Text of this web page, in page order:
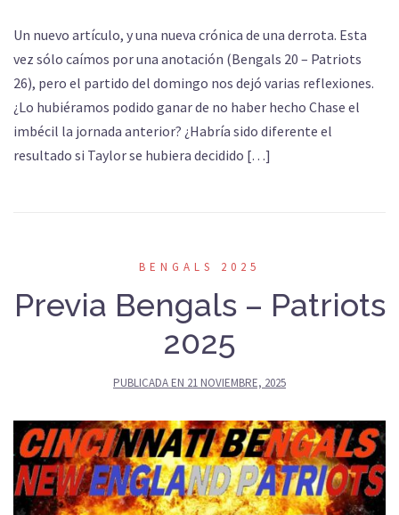
Un nuevo artículo, y una nueva crónica de una derrota. Esta
vez sólo caímos por una anotación (Bengals 20 – Patriots
26), pero el partido del domingo nos dejó varias reflexiones.
¿Lo hubiéramos podido ganar de no haber hecho Chase el
imbécil la jornada anterior? ¿Habría sido diferente el
resultado si Taylor se hubiera decidido […]
BENGALS 2025
Previa Bengals – Patriots
2025
PUBLICADA EN 21 NOVIEMBRE, 2025